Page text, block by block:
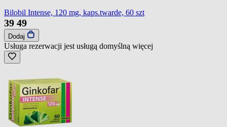
Bilobil Intense, 120 mg, kaps.twarde, 60 szt
39 49
Dodaj
Usługa rezerwacji jest usługą domyślną więcej